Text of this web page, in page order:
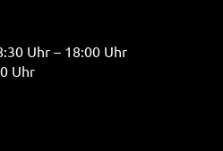
Uhr – 18:00 Uhr
Uhr